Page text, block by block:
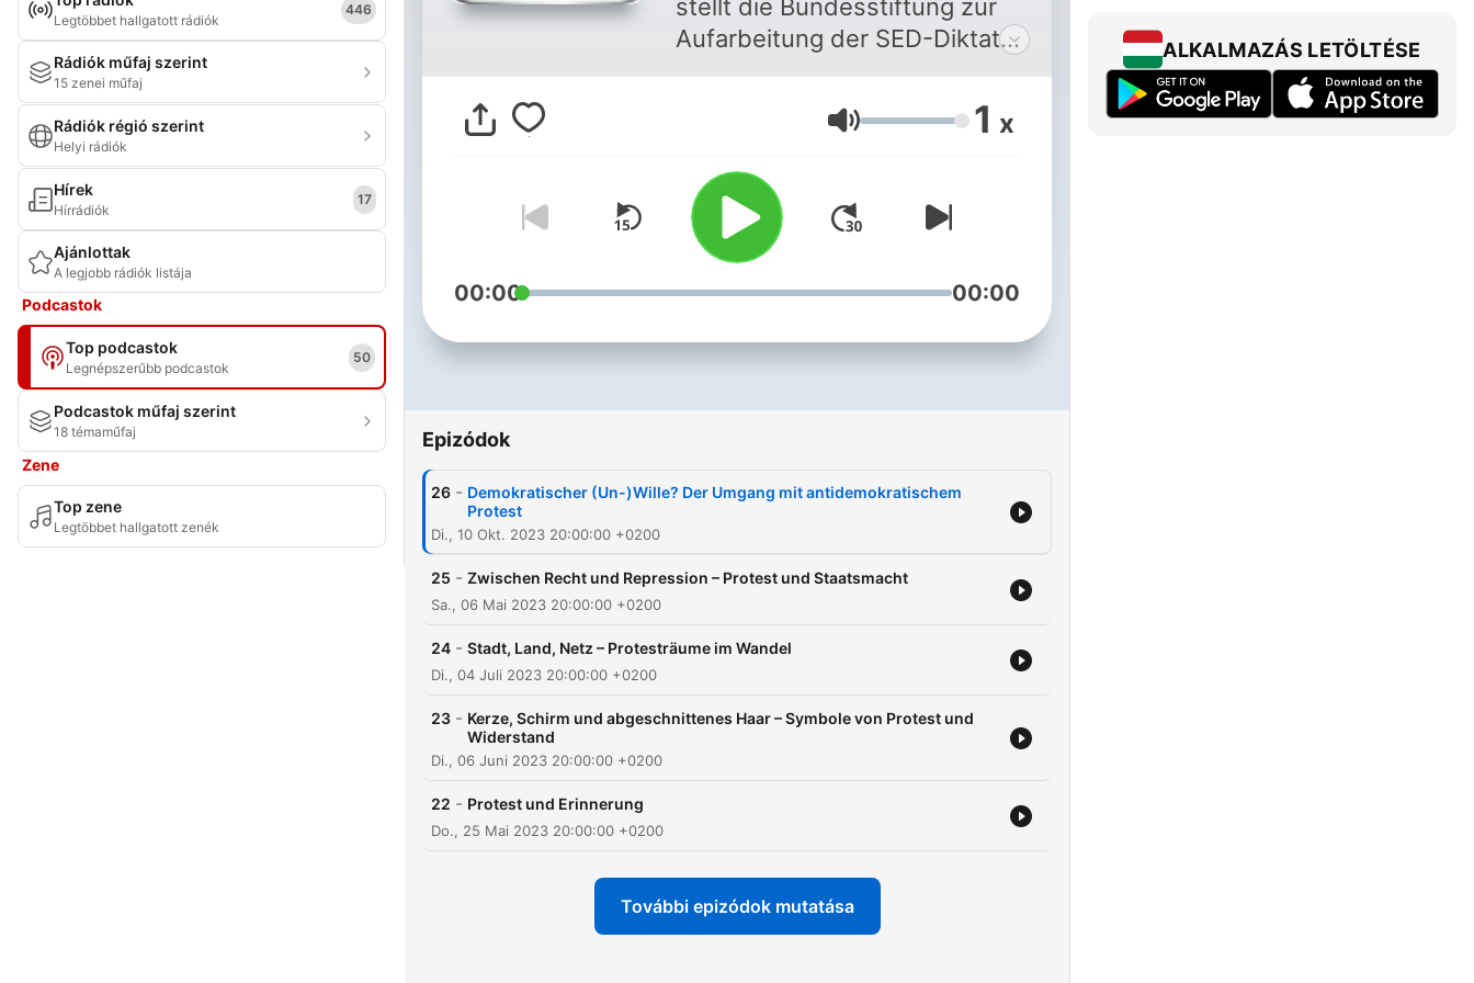
Legtöbbet hallgatott rádiók
446
Rádiók műfaj szerint
15 zenei műfaj
Rádiók régió szerint
Helyi rádiók
Hírek
Hírrádiók
17
Ajánlottak
A legjobb rádiók listája
Podcastok
Top podcastok
Legnépszerűbb podcastok
50
Podcastok műfaj szerint
18 témaműfaj
Zene
Top zene
Legtöbbet hallgatott zenék
stellt die Bundesstiftung zur
Aufarbeitung der SED-Diktatur
Audio-Mitschnitte von
Veranstaltungen zum
Nachhören zur Verfügung.
Hangerő 1 x
00:00 00:00
Epizódok
26 - Demokratischer (Un-)Wille? Der Umgang mit antidemokratischem
Protest
Di., 10 Okt. 2023 20:00:00 +0200
25 - Zwischen Recht und Repression – Protest und Staatsmacht
Sa., 06 Mai 2023 20:00:00 +0200
24 - Stadt, Land, Netz – Protesträume im Wandel
Di., 04 Juli 2023 20:00:00 +0200
23 - Kerze, Schirm und abgeschnittenes Haar – Symbole von Protest und
Widerstand
Di., 06 Juni 2023 20:00:00 +0200
22 - Protest und Erinnerung
Do., 25 Mai 2023 20:00:00 +0200
További epizódok mutatása
ALKALMAZÁS LETÖLTÉSE